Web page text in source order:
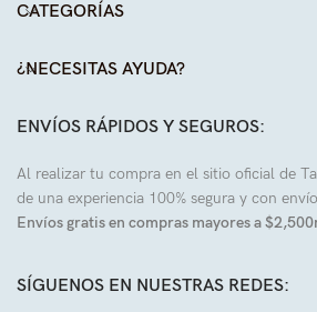
CATEGORÍAS
¿NECESITAS AYUDA?
ENVÍOS RÁPIDOS Y SEGUROS:
Al realizar tu compra en el sitio oficial de
de una experiencia 100% segura y con
Envíos gratis en compras mayores a
SÍGUENOS EN NUESTRAS REDES: